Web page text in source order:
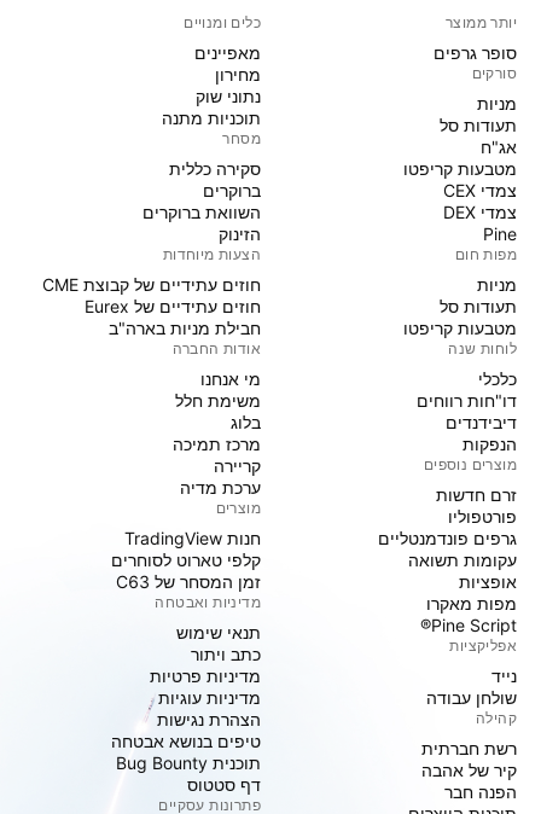
יותר ממוצר
סופר גרפים
סורקים
מניות‏
תעודות סל
אג"ח
מטבעות קריפטו
צמדי CEX
צמדי DEX
Pine
מפות חום
מניות‏
תעודות סל
מטבעות קריפטו
לוחות שנה
כלכלי
דו"חות רווחים
דיבידנדים
הנפקות
מוצרים נוספים
זרם חדשות
פורטפוליו
גרפים פונדמנטליים
עקומות תשואה
אופציות
מפות מאקרו
Pine Script®
אפליקציות
נייד
שולחן עבודה
קהילה
רשת חברתית
קיר של אהבה
הפנה חבר
כלים ומנויים
מאפיינים
מחירון
נתוני שוק
תוכניות מתנה
מסחר
סקירה כללית
ברוקרים
השוואת ברוקרים
הזינוק
הצעות מיוחדות
חוזים עתידיים של קבוצת CME
חוזים עתידיים של Eurex
חבילת מניות בארה"ב
אודות החברה
מי אנחנו
משימת חלל
בלוג
מרכז תמיכה
קריירה
ערכת מדיה
מוצרים
חנות TradingView
קלפי טארוט לסוחרים
זמן המסחר של C63
מדיניות ואבטחה
תנאי שימוש
כתב ויתור
מדיניות פרטיות
מדיניות עוגיות
הצהרת נגישות
טיפים בנושא אבטחה
תוכנית Bug Bounty
דף סטטוס
פתרונות עסקיים